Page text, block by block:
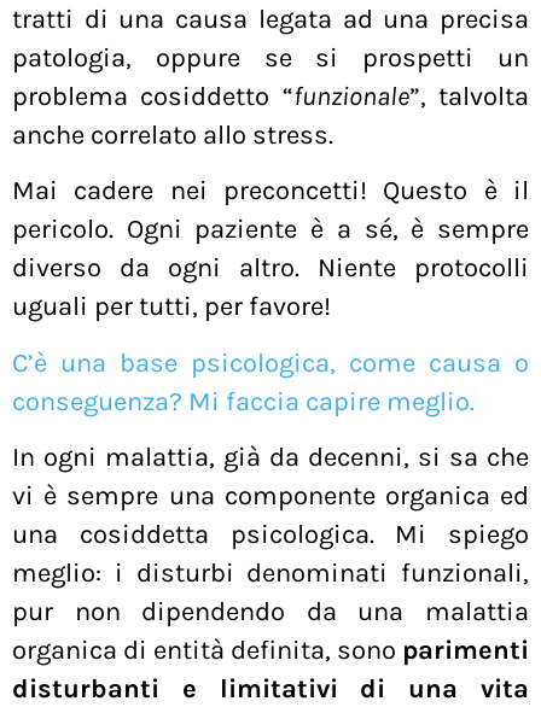
tratti di una causa legata ad una precisa
patologia, oppure se si prospetti un
problema cosiddetto “funzionale”, talvolta
anche correlato allo stress.
Mai cadere nei preconcetti! Questo è il
pericolo. Ogni paziente è a sé, è sempre
diverso da ogni altro. Niente protocolli
uguali per tutti, per favore!
C’è una base psicologica, come causa o
conseguenza? Mi faccia capire meglio.
In ogni malattia, già da decenni, si sa che
vi è sempre una componente organica ed
una cosiddetta psicologica. Mi spiego
meglio: i disturbi denominati funzionali,
pur non dipendendo da una malattia
organica di entità definita, sono parimenti
disturbanti e limitativi di una vita